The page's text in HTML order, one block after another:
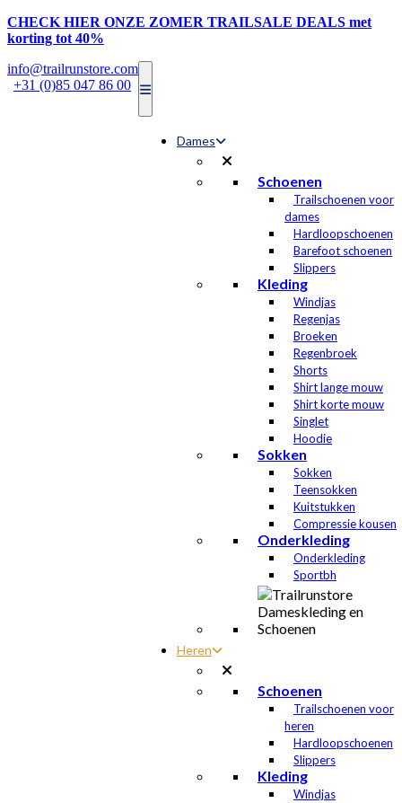
CHECK HIER ONZE ZOMER TRAILSALE DEALS met
korting tot 40%
info@trailrunstore.com
+31 (0)85 047 86 00
Dames
Schoenen
Trailschoenen voor
dames
Hardloopschoenen
Barefoot schoenen
Slippers
Kleding
Windjas
Regenjas
Broeken
Regenbroek
Shorts
Shirt lange mouw
Shirt korte mouw
Singlet
Hoodie
Sokken
Sokken
Teensokken
Kuitstukken
Compressie kousen
Onderkleding
Onderkleding
Sportbh
Heren
Schoenen
Trailschoenen voor
heren
Hardloopschoenen
Slippers
Kleding
Windjas